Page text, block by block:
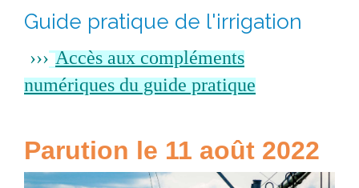
Guide pratique de l'irrigation
››› Accès aux compléments
numériques du guide pratique
Parution le 11 août 2022